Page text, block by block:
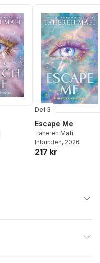
Del 3
Escape Me
Tahereh Mafi
Inbunden, 2026
217 kr